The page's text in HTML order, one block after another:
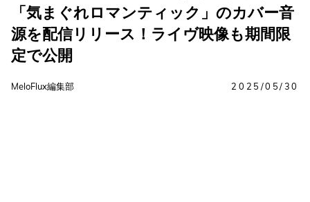
「気まぐれロマンティック」のカバー音
源を配信リリース！ライヴ映像も期間限
定で公開
MeloFlux編集部 2025/05/30